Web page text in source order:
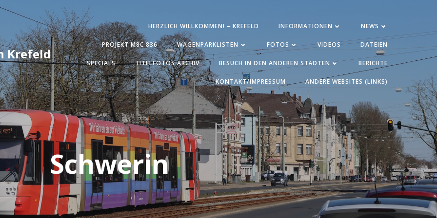
Krefeld
HERZLICH WILLKOMMEN! – KREFELD INFORMATIONEN NEWS
PROJEKT M8C 836 WAGENPARKLISTEN FOTOS VIDEOS DATEIEN
SPECIALS TITELFOTOS ARCHIV BESUCH IN DEN ANDEREN STÄDTEN BERICHTE
KONTAKT/IMPRESSUM ANDERE WEBSITES (LINKS)
Schwerin